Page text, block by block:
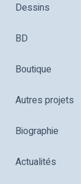
Dessins
BD
Boutique
Autres projets
Biographie
Actualités